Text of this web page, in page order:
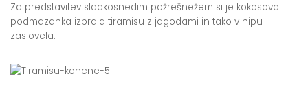
Za predstavitev sladkosnedim požrešnežem si je kokosova
podmazanka izbrala tiramisu z jagodami in tako v hipu
zaslovela.